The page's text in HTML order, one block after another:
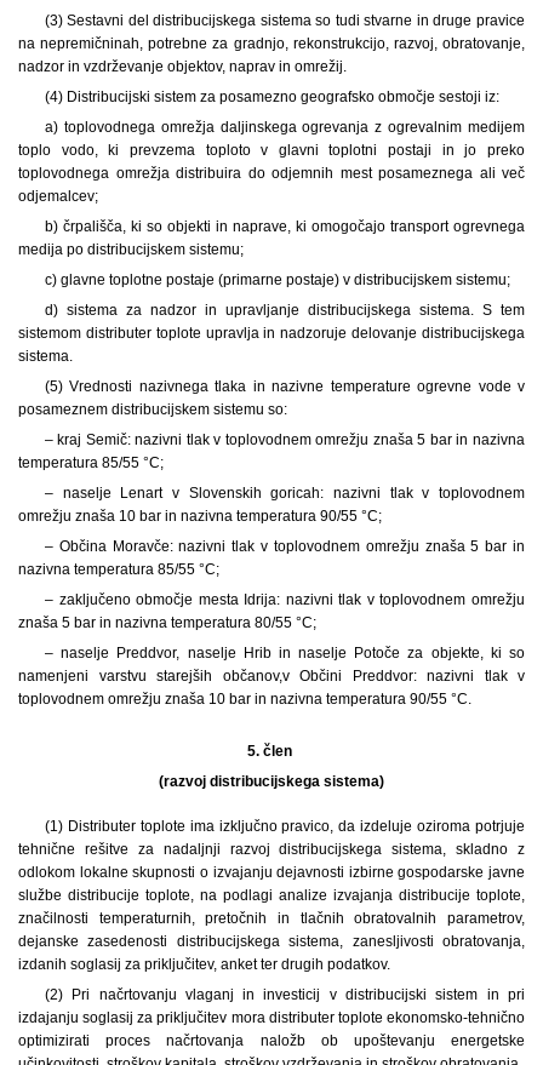
(3) Sestavni del distribucijskega sistema so tudi stvarne in druge pravice
na nepremičninah, potrebne za gradnjo, rekonstrukcijo, razvoj, obratovanje,
nadzor in vzdrževanje objektov, naprav in omrežij.
(4) Distribucijski sistem za posamezno geografsko območje sestoji iz:
a) toplovodnega omrežja daljinskega ogrevanja z ogrevalnim medijem
toplo vodo, ki prevzema toploto v glavni toplotni postaji in jo preko
toplovodnega omrežja distribuira do odjemnih mest posameznega ali več
odjemalcev;
b) črpališča, ki so objekti in naprave, ki omogočajo transport ogrevnega
medija po distribucijskem sistemu;
c) glavne toplotne postaje (primarne postaje) v distribucijskem sistemu;
d) sistema za nadzor in upravljanje distribucijskega sistema. S tem
sistemom distributer toplote upravlja in nadzoruje delovanje distribucijskega
sistema.
(5) Vrednosti nazivnega tlaka in nazivne temperature ogrevne vode v
posameznem distribucijskem sistemu so:
– kraj Semič: nazivni tlak v toplovodnem omrežju znaša 5 bar in nazivna
temperatura 85/55 °C;
– naselje Lenart v Slovenskih goricah: nazivni tlak v toplovodnem
omrežju znaša 10 bar in nazivna temperatura 90/55 °C;
– Občina Moravče: nazivni tlak v toplovodnem omrežju znaša 5 bar in
nazivna temperatura 85/55 °C;
– zaključeno območje mesta Idrija: nazivni tlak v toplovodnem omrežju
znaša 5 bar in nazivna temperatura 80/55 °C;
– naselje Preddvor, naselje Hrib in naselje Potoče za objekte, ki so
namenjeni varstvu starejših občanov,v Občini Preddvor: nazivni tlak v
toplovodnem omrežju znaša 10 bar in nazivna temperatura 90/55 °C.
5. člen
(razvoj distribucijskega sistema)
(1) Distributer toplote ima izključno pravico, da izdeluje oziroma potrjuje
tehnične rešitve za nadaljnji razvoj distribucijskega sistema, skladno z
odlokom lokalne skupnosti o izvajanju dejavnosti izbirne gospodarske javne
službe distribucije toplote, na podlagi analize izvajanja distribucije toplote,
značilnosti temperaturnih, pretočnih in tlačnih obratovalnih parametrov,
dejanske zasedenosti distribucijskega sistema, zanesljivosti obratovanja,
izdanih soglasij za priključitev, anket ter drugih podatkov.
(2) Pri načrtovanju vlaganj in investicij v distribucijski sistem in pri
izdajanju soglasij za priključitev mora distributer toplote ekonomsko-tehnično
optimizirati proces načrtovanja naložb ob upoštevanju energetske